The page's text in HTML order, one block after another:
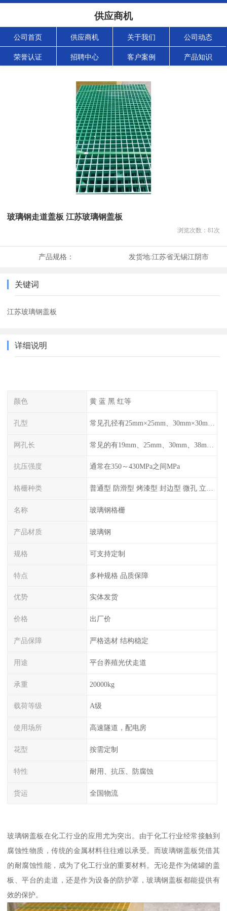
供应商机
公司首页 供应商机 关于我们 公司动态
荣誉认证 招聘中心 客户案例 产品知识
玻璃钢走道盖板 江苏玻璃钢盖板
浏览次数： 81次
产品规格： 发货地:江苏省无锡江阴市
关键词
江苏玻璃钢盖板
详细说明
颜色 黄 蓝 黑 红等
孔型
网孔长
抗压强度 通常在350～430MPa之间MPa
格栅种类 普通型 防滑型 ‌烤漆型 封边型 ‌微孔 立体 加砂覆面型 平面型
名称 玻璃钢格栅
产品材质 玻璃钢
规格 可支持定制
特点 多种规格 品质保障
优势 实体发货
价格 出厂价
产品保障 严格选材 结构稳定
用途 平台养殖光伏走道
承重 20000kg
载荷等级 A级
使用场所 高速隧道，配电房
花型 按需定制
特性 耐用、抗压、防腐蚀
货运 全国物流
玻璃钢盖板在化工行业的应用尤为突出。由于化工行业经常接触到
腐蚀性物质，传统的金属材料往往难以承受。而玻璃钢盖板凭借其
的耐腐蚀性能，成为了化工行业的重要材料。无论是作为储罐的盖
板、平台的走道，还是作为设备的防护罩，玻璃钢盖板都能提供有
效的保护。